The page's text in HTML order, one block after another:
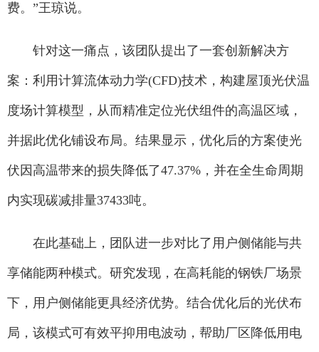
费。”王琼说。
针对这一痛点，该团队提出了一套创新解决方
案：利用计算流体动力学(CFD)技术，构建屋顶光伏温
度场计算模型，从而精准定位光伏组件的高温区域，
并据此优化铺设布局。结果显示，优化后的方案使光
伏因高温带来的损失降低了47.37%，并在全生命周期
内实现碳减排量37433吨。
在此基础上，团队进一步对比了用户侧储能与共
享储能两种模式。研究发现，在高耗能的钢铁厂场景
下，用户侧储能更具经济优势。结合优化后的光伏布
局，该模式可有效平抑用电波动，帮助厂区降低用电